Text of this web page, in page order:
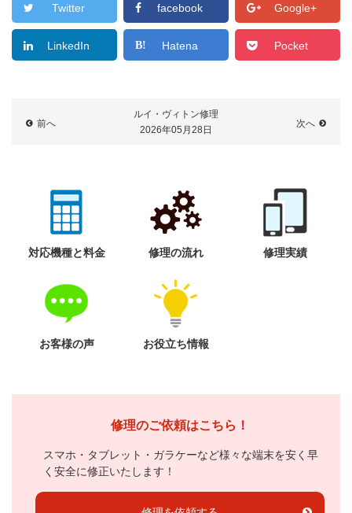
Twitter facebook Google+
LinkedIn Hatena Pocket
ルイ・ヴィトン修理
2026年05月28日
前へ 次へ
対応機種と料金 修理の流れ 修理実績
お客様の声 お役立ち情報
修理のご依頼はこちら！
スマホ・タブレット・ガラケーなど様々な端末を安く早
く安全に修正いたします！